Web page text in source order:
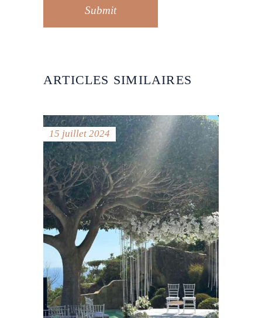
Submit
ARTICLES SIMILAIRES
15 juillet 2024